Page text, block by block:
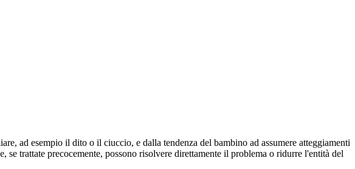
ad esempio il dito o il ciuccio, e dalla tendenza del bambino ad assumere atteggiamenti
trattate precocemente, possono risolvere direttamente il problema o ridurre l'entità del